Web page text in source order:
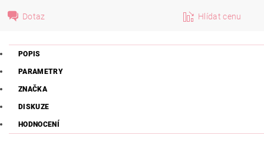
Dotaz Hlídat cenu
POPIS
PARAMETRY
ZNAČKA
DISKUZE
HODNOCENÍ